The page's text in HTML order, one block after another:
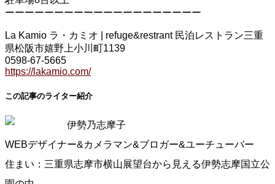
ーーーーーーーーーーーーーーーーーーーー
La Kamio ラ・カミオ | refuge&restrant 民泊レストラン三重
県松阪市嬉野上小川町1139
0598-67-5665
https://lakamio.com/
この記事のライター紹介
伊勢乃志摩子
WEBデザイナー&カメラマン&ブロガー&ユーチューバー
住まい：三重県志摩市横山展望台から見える伊勢志摩国立公